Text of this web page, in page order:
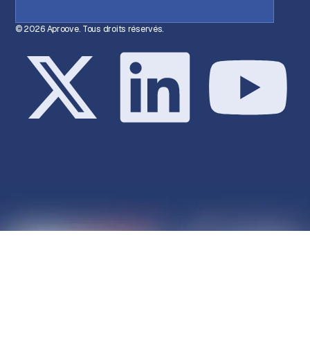
© 2026 Aproove. Tous droits réservés.